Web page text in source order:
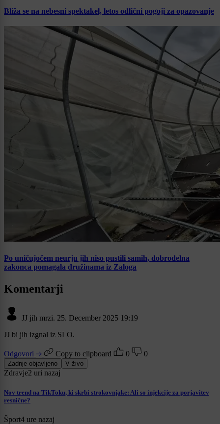
Bliža se na nebesni spektakel, letos odlični pogoji za opazovanje
Po uničujočem neurju jih niso pustili samih, dobrodelna
zakonca pomagala družinama iz Zaloga
Komentarji
JJ jih mrzi. 25. December 2025 19:19
JJ bi jih izgnal iz SLO.
Odgovori Copy to clipboard 0 0
Zadnje objavljeno V živo
Zdravje2 uri nazaj
Nov trend na TikToku, ki skrbi strokovnjake: Ali so injekcije za porjavitev
resnične?
Šport4 ure nazaj